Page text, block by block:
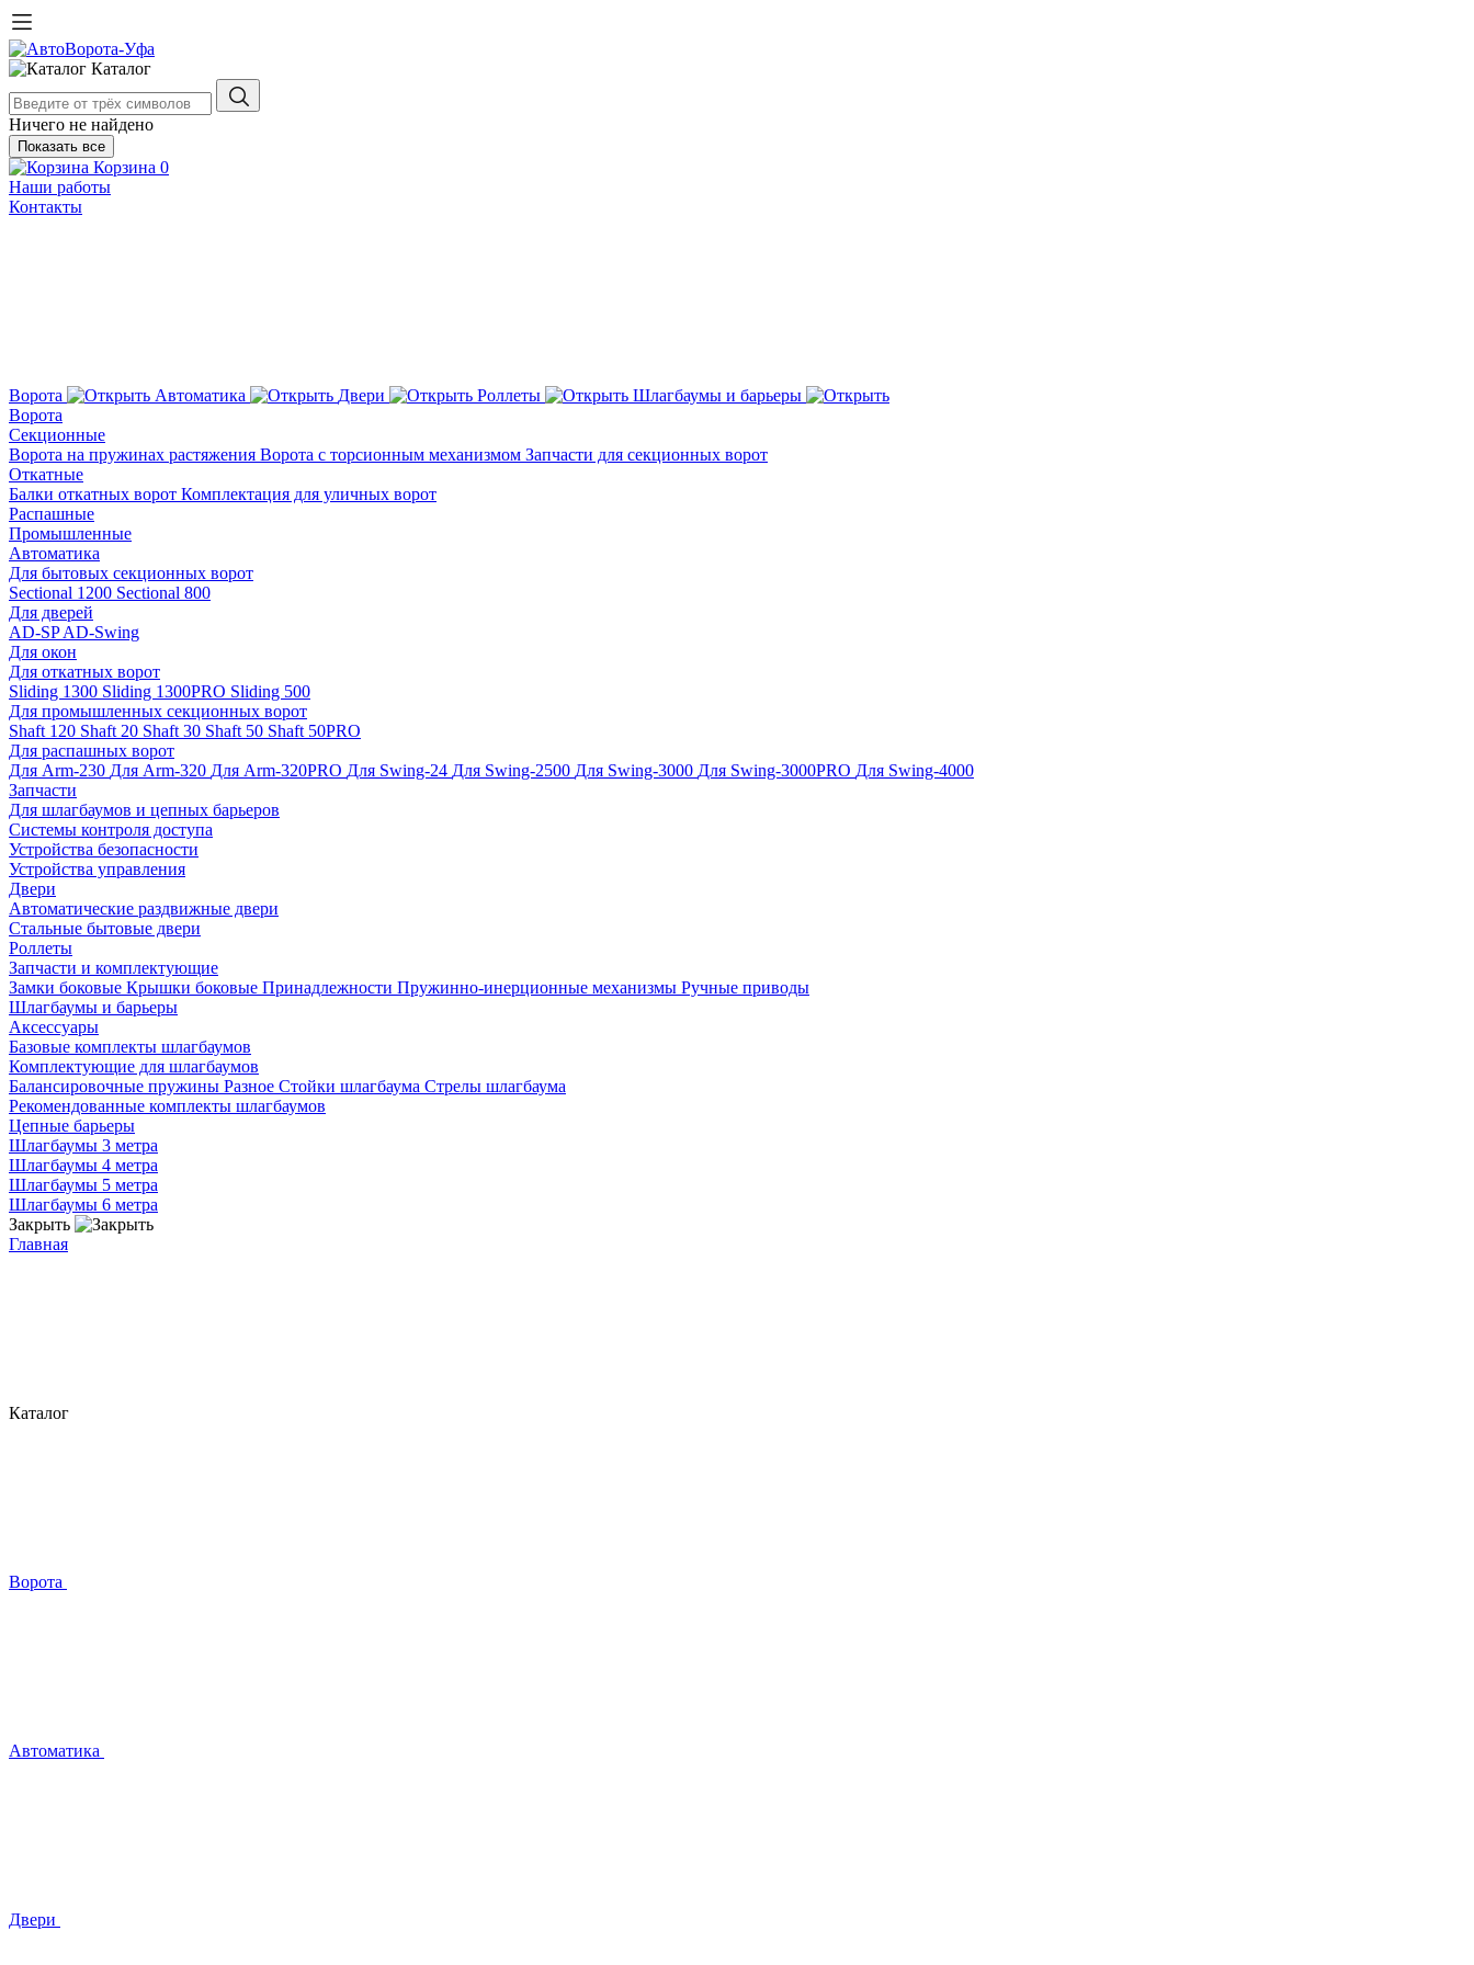
Каталог
Ничего не найдено
Показать все
Корзина 0
Наши работы
Контакты
Ворота Автоматика Двери Роллеты
Шлагбаумы и барьеры
Ворота
Секционные
Ворота на пружинах растяжения Ворота с торсионным механизмом Запчасти для секционных ворот
Откатные
Балки откатных ворот Комплектация для уличных ворот
Распашные
Промышленные
Автоматика
Для бытовых секционных ворот
Sectional 1200 Sectional 800
Для дверей
AD-SPAD-Swing
Для окон
Для откатных ворот
Sliding 1300 Sliding 1300PRO Sliding 500
Для промышленных секционных ворот
Shaft 120 Shaft 20 Shaft 30 Shaft 50 Shaft 50PRO
Для распашных ворот
Для Arm-230 Для Arm-320 Для Arm-320PRO Для Swing-24 Для Swing-2500 Для Swing-3000 Для Swing-3000PRO Для Swing-4000
Запчасти
Для шлагбаумов и цепных барьеров
Системы контроля доступа
Устройства безопасности
Устройства управления
Двери
Автоматические раздвижные двери
Стальные бытовые двери
Роллеты
Запчасти и комплектующие
Замки боковые Крышки боковые Принадлежности Пружинно-инерционные механизмы Ручные приводы
Шлагбаумы и барьеры
Аксессуары
Базовые комплекты шлагбаумов
Комплектующие для шлагбаумов
Балансировочные пружины Разное Стойки шлагбаума Стрелы шлагбаума
Рекомендованные комплекты шлагбаумов
Цепные барьеры
Шлагбаумы 3 метра
Шлагбаумы 4 метра
Шлагбаумы 5 метра
Шлагбаумы 6 метра
Закрыть
Главная
Каталог
Ворота
Автоматика
Двери